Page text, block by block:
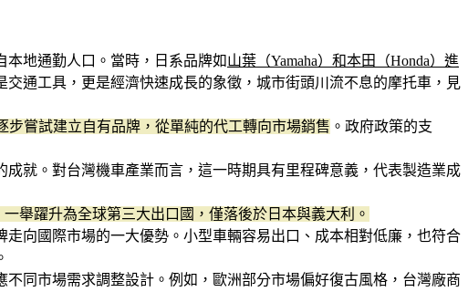
本地通勤人口。當時，日系品牌如山葉（Yamaha）和本田（Honda）進
交通工具，更是經濟快速成長的象徵，城市街頭川流不息的摩托車，見
嘗試建立自有品牌，從單純的代工轉向市場銷售 。政府政策的支
就。對台灣機車產業而言，這一時期具有里程碑意義，代表製造業成
舉躍升為全球第三大出口國，僅落後於日本與義大利。
向國際市場的一大優勢。小型車輛容易出口、成本相對低廉，也符合
不同市場需求調整設計。例如，歐洲部分市場偏好復古風格，台灣廠商